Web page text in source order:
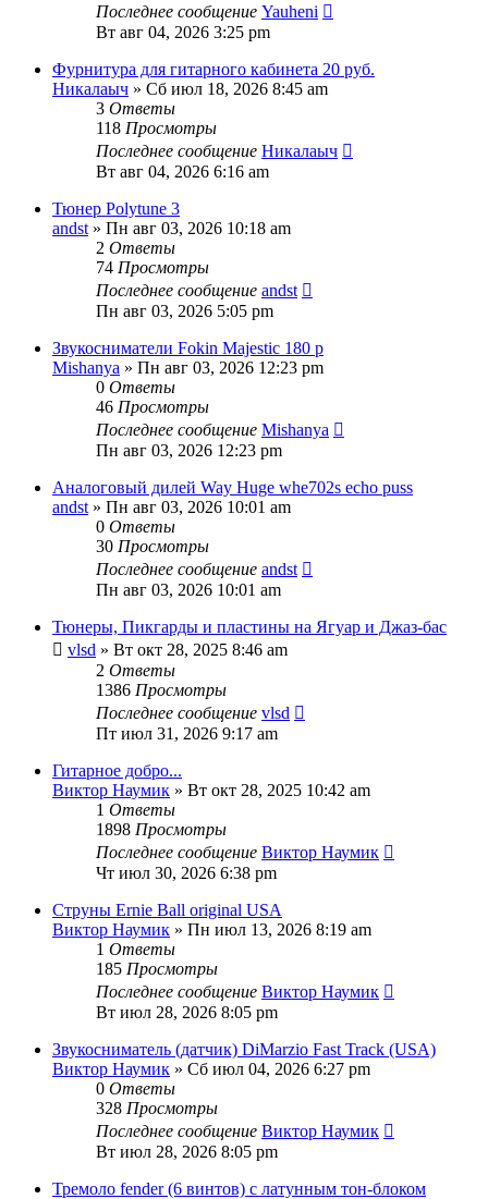
Последнее сообщение Yauheni
Вт авг 04, 2026 3:25 pm
Фурнитура для гитарного кабинета 20 руб.
Никалаыч » Сб июл 18, 2026 8:45 am
3 Ответы
118 Просмотры
Последнее сообщение Никалаыч
Вт авг 04, 2026 6:16 am
Тюнер Polytune 3
andst » Пн авг 03, 2026 10:18 am
2 Ответы
74 Просмотры
Последнее сообщение andst
Пн авг 03, 2026 5:05 pm
Звукосниматели Fokin Majestic 180 р
Mishanya » Пн авг 03, 2026 12:23 pm
0 Ответы
46 Просмотры
Последнее сообщение Mishanya
Пн авг 03, 2026 12:23 pm
Аналоговый дилей Way Huge whe702s echo puss
andst » Пн авг 03, 2026 10:01 am
0 Ответы
30 Просмотры
Последнее сообщение andst
Пн авг 03, 2026 10:01 am
Тюнеры, Пикгарды и пластины на Ягуар и Джаз-бас
vlsd » Вт окт 28, 2025 8:46 am
2 Ответы
1386 Просмотры
Последнее сообщение vlsd
Пт июл 31, 2026 9:17 am
Гитарное добро...
Виктор Наумик » Вт окт 28, 2025 10:42 am
1 Ответы
1898 Просмотры
Последнее сообщение Виктор Наумик
Чт июл 30, 2026 6:38 pm
Струны Ernie Ball original USA
Виктор Наумик » Пн июл 13, 2026 8:19 am
1 Ответы
185 Просмотры
Последнее сообщение Виктор Наумик
Вт июл 28, 2026 8:05 pm
Звукосниматель (датчик) DiMarzio Fast Track (USA)
Виктор Наумик » Сб июл 04, 2026 6:27 pm
0 Ответы
328 Просмотры
Последнее сообщение Виктор Наумик
Вт июл 28, 2026 8:05 pm
Тремоло fender (6 винтов) с латунным тон-блоком